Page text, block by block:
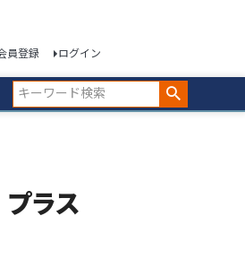
員登録 ログイン
プラス